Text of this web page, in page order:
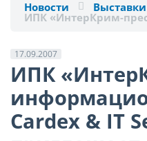
Новости
ИПК «ИнтерКрим-
17.09.2007
ИПК
Cardex & IT